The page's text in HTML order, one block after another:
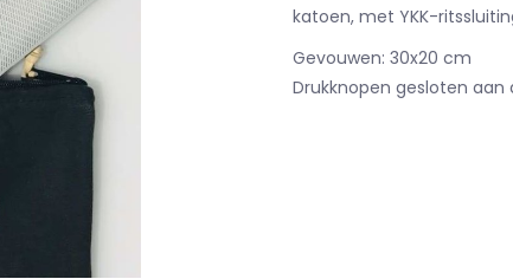
katoen, met YKK-
Gevouwen: 30x20 cm
Drukknopen gesloten aan